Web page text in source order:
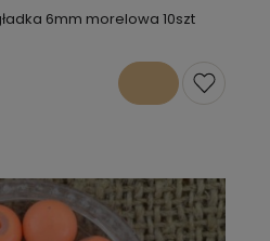
6mm morelowa 10szt